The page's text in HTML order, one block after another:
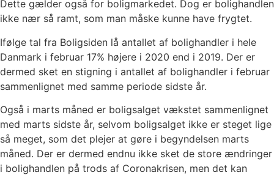
Dette gælder også for boligmarkedet. Dog er bolighandlen
ikke nær så ramt, som man måske kunne have frygtet.
Ifølge tal fra Boligsiden lå antallet af bolighandler i hele
Danmark i februar 17% højere i 2020 end i 2019. Der er
dermed sket en stigning i antallet af bolighandler i februar
sammenlignet med samme periode sidste år.
Også i marts måned er boligsalget vækstet sammenlignet
med marts sidste år, selvom boligsalget ikke er steget lige
så meget, som det plejer at gøre i begyndelsen marts
måned. Der er dermed endnu ikke sket de store ændringer
i bolighandlen på trods af Coronakrisen, men det kan